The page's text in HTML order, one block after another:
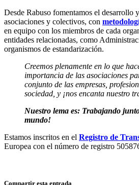
Desde Rabuso fomentamos el desarrollo
asociaciones y colectivos, con
en equipo con los miembros de cada
entidades relacionadas, como
organismos de estandarización.
Creemos plenamente en lo que
importancia de las asociaciones
conjunto de las empresas,
sociedad, y ¡nos encanta nuestro
Nuestro lema es: Trabajando
mundo!
Estamos inscritos en el Registro de
Europea con el número de registro
Compartir esta entrada